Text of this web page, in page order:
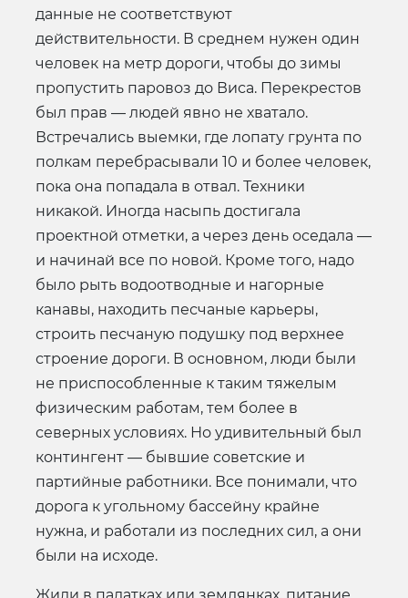
данные не соответствуют
действительности. В среднем нужен один
человек на метр дороги, чтобы до зимы
пропустить паровоз до Виса. Перекрестов
был прав — людей явно не хватало.
Встречались выемки, где лопату грунта по
полкам перебрасывали 10 и более человек,
пока она попадала в отвал. Техники
никакой. Иногда насыпь достигала
проектной отметки, а через день оседала —
и начинай все по новой. Кроме того, надо
было рыть водоотводные и нагорные
канавы, находить песчаные карьеры,
строить песчаную подушку под верхнее
строение дороги. В основном, люди были
не приспособленные к таким тяжелым
физическим работам, тем более в
северных условиях. Но удивительный был
контингент — бывшие советские и
партийные работники. Все понимали, что
дорога к угольному бассейну крайне
нужна, и работали из последних сил, а они
были на исходе.